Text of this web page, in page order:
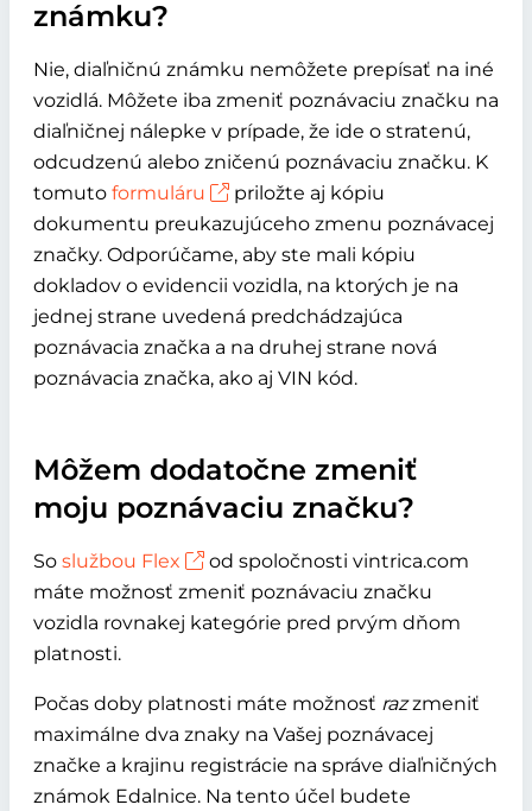
známku?
Nie, diaľničnú známku nemôžete prepísať na iné
vozidlá. Môžete iba zmeniť poznávaciu značku na
diaľničnej nálepke v prípade, že ide o stratenú,
odcudzenú alebo zničenú poznávaciu značku. K
tomuto formuláru
priložte aj kópiu
dokumentu preukazujúceho zmenu poznávacej
značky. Odporúčame, aby ste mali kópiu
dokladov o evidencii vozidla, na ktorých je na
jednej strane uvedená predchádzajúca
poznávacia značka a na druhej strane nová
poznávacia značka, ako aj VIN kód.
Môžem dodatočne zmeniť
moju poznávaciu značku?
So službou Flex
od spoločnosti vintrica.com
máte možnosť zmeniť poznávaciu značku
vozidla rovnakej kategórie pred prvým dňom
platnosti.
Počas doby platnosti máte možnosť razzmeniť
maximálne dva znaky na Vašej poznávacej
značke a krajinu registrácie na správe diaľničných
známok Edalnice. Na tento účel budete